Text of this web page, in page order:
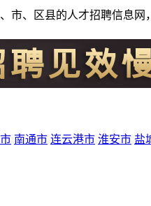
市、区县的人才招聘信息
南通市 连云港市 淮安市 盐